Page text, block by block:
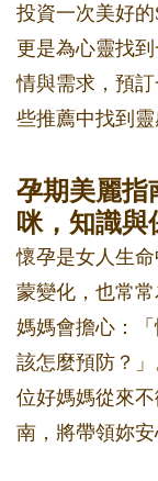
投資一次美好的
更是為心靈找
情與需求，預
些推薦中找到靈
孕期美麗指
咪，知識與
懷孕是女人生
蒙變化，也常
媽媽會擔心：
該怎麼預防？
位好媽媽從來
南，將帶領妳安